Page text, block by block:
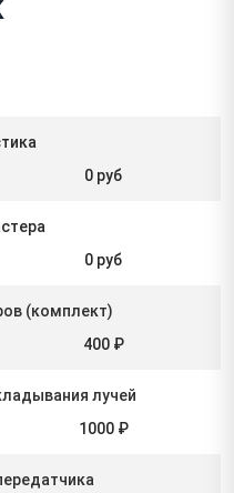
0 руб
0 руб
(комплект)
400 ₽
лучей
1000 ₽